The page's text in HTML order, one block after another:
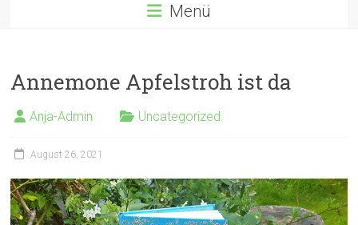
Menü
Annemone Apfelstroh ist da
Anja-Admin Uncategorized
August 26, 2021